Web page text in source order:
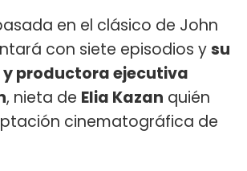
en el clásico de John
con siete episodios ysu
productora ejecutiva
, nieta de Elia Kazan quién
cinematográfica de